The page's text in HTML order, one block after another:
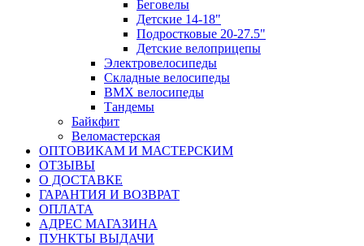
Беговелы
Детские 14-18"
Подростковые 20-27.5"
Детские велоприцепы
Электровелосипеды
Складные велосипеды
BMX велосипеды
Тандемы
Байкфит
Веломастерская
ОПТОВИКАМ И МАСТЕРСКИМ
ОТЗЫВЫ
О ДОСТАВКЕ
ГАРАНТИЯ И ВОЗВРАТ
ОПЛАТА
АДРЕС МАГАЗИНА
ПУНКТЫ ВЫДАЧИ